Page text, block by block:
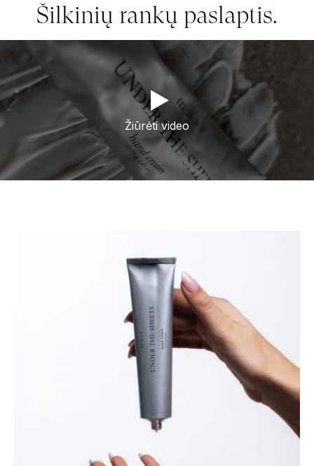
Šilkinių rankų paslaptis.
Žiūrėti video